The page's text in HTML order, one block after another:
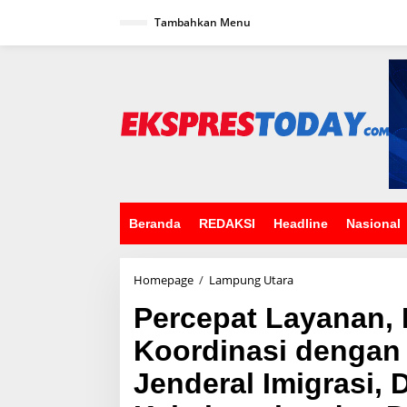
Tambahkan Menu
Beranda REDAKSI Headline Nasional
Homepage / Lampung Utara
r
c
e
p
a
t
Percepat
Koordinasi
Jenderal Imigrasi,